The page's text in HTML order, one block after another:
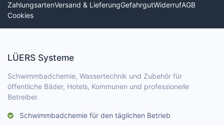
ZahlungsartenVersand & LieferungGefahrgutWiderrufAGB
Cookies
LÜERS Systeme
Schwimmbadchemie, Wassertechnik und Zubehör für
öffentliche Bäder, Hotels, Kommunen und professionelle
Betreiber.
Schwimmbadchemie für den täglichen Betrieb